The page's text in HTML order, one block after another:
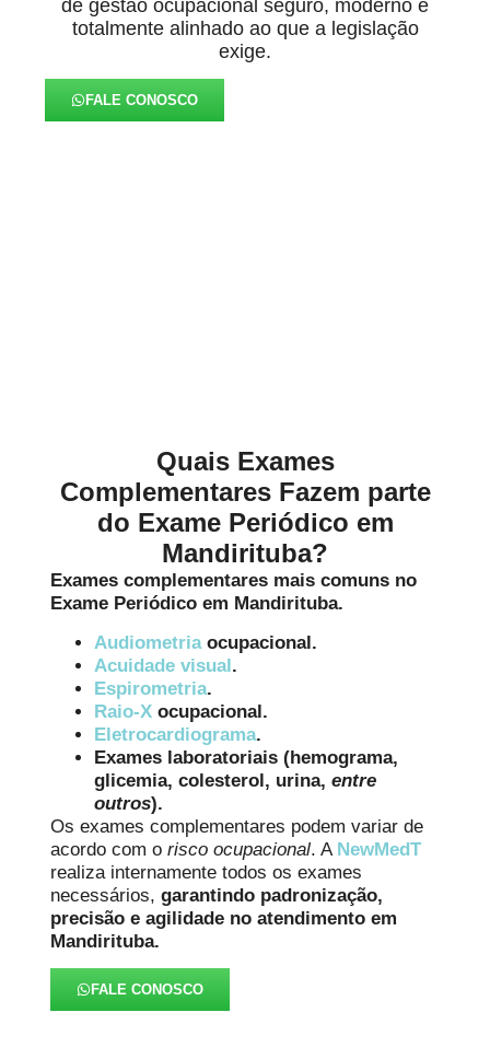
de gestão ocupacional seguro, moderno e
totalmente alinhado ao que a legislação
exige.
FALE CONOSCO
Quais Exames
Complementares Fazem parte
do Exame Periódico em
Mandirituba?
Exames complementares mais comuns no
Exame Periódico em Mandirituba.
Audiometriaocupacional.
Acuidade visual.
Espirometria.
Raio-X ocupacional.
Eletrocardiograma.
Exames laboratoriais (hemograma,
glicemia, colesterol, urina,entre
outros).
Os exames complementares podem variar de
acordo com orisco ocupacional. A NewMedT
realiza internamente todos os exames
necessários,garantindo padronização,
precisão e agilidade no atendimento em
Mandirituba.
FALE CONOSCO